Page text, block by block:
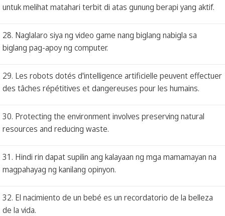
untuk melihat matahari terbit di atas gunung berapi yang aktif.
28. Naglalaro siya ng video game nang biglang nabigla sa
biglang pag-apoy ng computer.
29. Les robots dotés d'intelligence artificielle peuvent effectuer
des tâches répétitives et dangereuses pour les humains.
30. Protecting the environment involves preserving natural
resources and reducing waste.
31. Hindi rin dapat supilin ang kalayaan ng mga mamamayan na
magpahayag ng kanilang opinyon.
32. El nacimiento de un bebé es un recordatorio de la belleza
de la vida.